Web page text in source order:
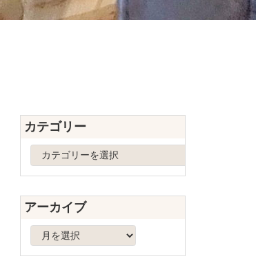
カテゴリー
ゴ
リ
ー
アーカイブ
ー
カ